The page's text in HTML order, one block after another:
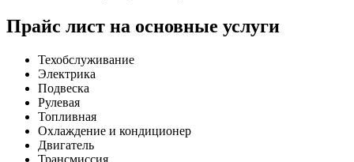
Прайс лист на основные услуги
Техобслуживание
Электрика
Подвеска
Рулевая
Топливная
Охлаждение и кондиционер
Двигатель
Трансмиссия